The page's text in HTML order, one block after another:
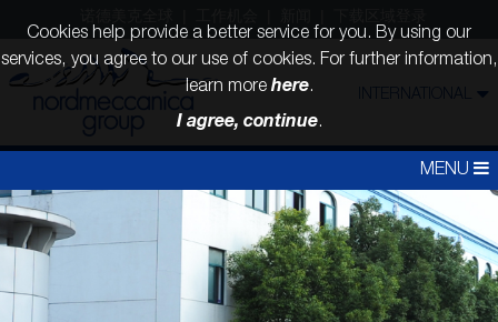
INTERNATIONAL
MENU
Cookies help provide a better service for you. By using our
services, you agree to our use of cookies. For further information,
learn more here.
I agree, continue.